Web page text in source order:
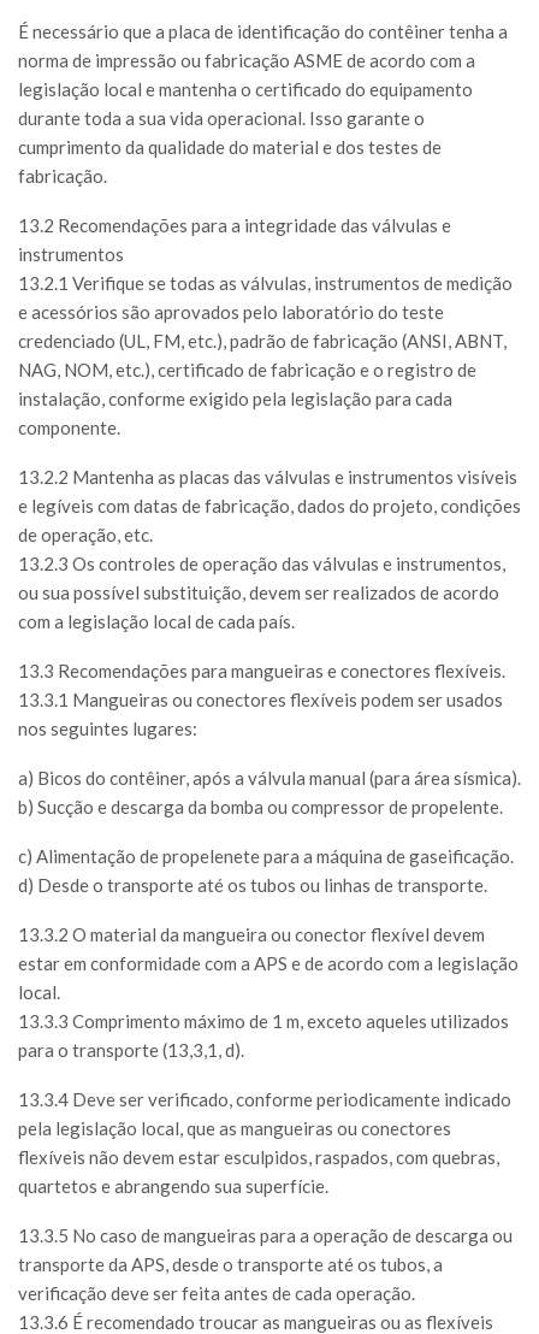
É necessário que a placa de identificação do contêiner tenha a
norma de impressão ou fabricação ASME de acordo com a
legislação local e mantenha o certificado do equipamento
durante toda a sua vida operacional. Isso garante o
cumprimento da qualidade do material e dos testes de
fabricação.
13.2 Recomendações para a integridade das válvulas e
instrumentos
13.2.1 Verifique se todas as válvulas, instrumentos de medição
e acessórios são aprovados pelo laboratório do teste
credenciado (UL, FM, etc.), padrão de fabricação (ANSI, ABNT,
NAG, NOM, etc.), certificado de fabricação e o registro de
instalação, conforme exigido pela legislação para cada
componente.
13.2.2 Mantenha as placas das válvulas e instrumentos visíveis
e legíveis com datas de fabricação, dados do projeto, condições
de operação, etc.
13.2.3 Os controles de operação das válvulas e instrumentos,
ou sua possível substituição, devem ser realizados de acordo
com a legislação local de cada país.
13.3 Recomendações para mangueiras e conectores flexíveis.
13.3.1 Mangueiras ou conectores flexíveis podem ser usados
nos seguintes lugares:
a) Bicos do contêiner, após a válvula manual (para área sísmica).
b) Sucção e descarga da bomba ou compressor de propelente.
c) Alimentação de propelenete para a máquina de gaseificação.
d) Desde o transporte até os tubos ou linhas de transporte.
13.3.2 O material da mangueira ou conector flexível devem
estar em conformidade com a APS e de acordo com a legislação
local.
13.3.3 Comprimento máximo de 1 m, exceto aqueles utilizados
para o transporte (13,3,1, d).
13.3.4 Deve ser verificado, conforme periodicamente indicado
pela legislação local, que as mangueiras ou conectores
flexíveis não devem estar esculpidos, raspados, com quebras,
quartetos e abrangendo sua superfície.
13.3.5 No caso de mangueiras para a operação de descarga ou
transporte da APS, desde o transporte até os tubos, a
verificação deve ser feita antes de cada operação.
13.3.6 É recomendado troucar as mangueiras ou as flexíveis